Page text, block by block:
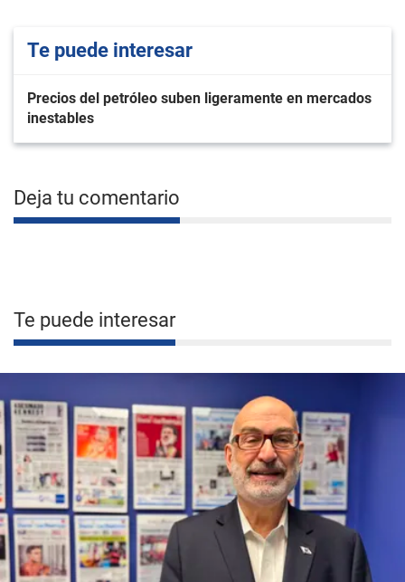
Te puede interesar
Precios del petróleo suben ligeramente en mercados
inestables
Deja tu comentario
Te puede interesar